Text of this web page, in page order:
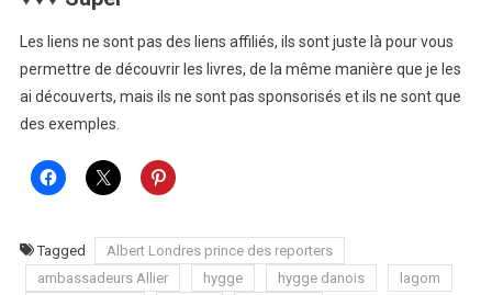
Les liens ne sont pas des liens affiliés, ils sont juste là pour vous
permettre de découvrir les livres, de la même manière que je les
ai découverts, mais ils ne sont pas sponsorisés et ils ne sont que
des exemples.
Tagged
Albert Londres prince des reporters
ambassadeurs Allier
hygge hygge danois
lagom